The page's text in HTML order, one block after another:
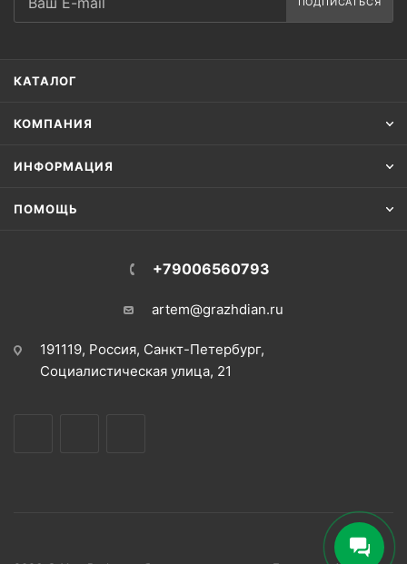
КАТАЛОГ
КОМПАНИЯ
ИНФОРМАЦИЯ
ПОМОЩЬ
+79006560793
artem@grazhdian.ru
191119, Россия, Санкт-Петербург,
Социалистическая улица, 21